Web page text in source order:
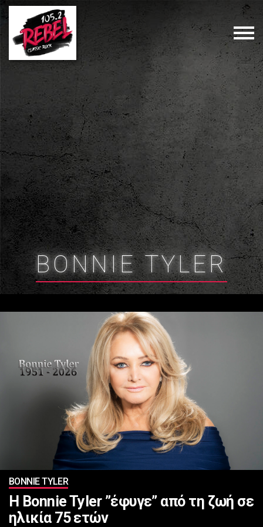
BONNIE TYLER
BONNIE TYLER
Η Bonnie Tyler ”έφυγε” από τη ζωή σε
ηλικία 75 ετών